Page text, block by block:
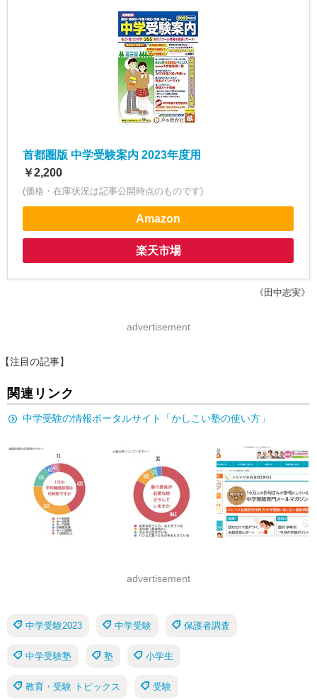
首都圏版 中学受験案内 2023年度用
￥2,200
(価格・在庫状況は記事公開時点のものです)
Amazon
楽天市場
《田中志実》
advertisement
【注目の記事】
関連リンク
中学受験の情報ポータルサイト「かしこい塾の使い方」
advertisement
中学受験2023 中学受験 保護者調査
中学受験塾 塾 小学生
教育・受験 トピックス 受験